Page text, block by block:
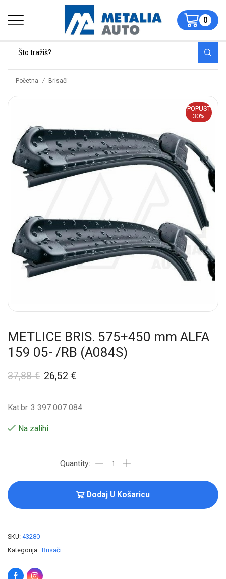
0
Početna / Brisači
POPUST
30%
METLICE BRIS. 575+450 mm ALFA
159 05- /RB (A084S)
37,88€ 26,52 €
Kat.br. 3 397 007 084
Na zalihi
Dodaj U Košaricu
SKU: 43280
Kategorija: Brisači